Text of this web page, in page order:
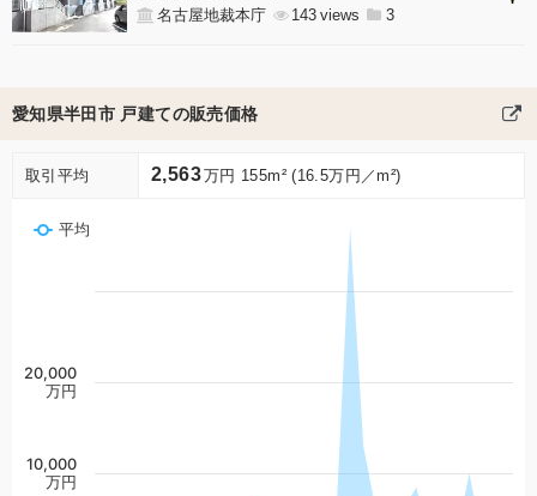
名古屋地裁本庁
143 3
愛知県半田市 戸建ての販売価格
取引平均 2,563万円 155m² (16.5万円／m²)
平均
10,000
万円
20,000
万円